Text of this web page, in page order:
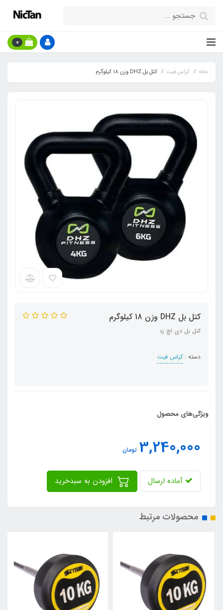
0
خانه کراس فیت کتل بل DHZ وزن 18 کیلوگرم
کتل بل DHZ وزن 18 کیلوگرم
کتل بل دی اچ زد
دسته :کراس فیت
ویژگی‌های محصول
3,240,000 تومان
آماده ارسال
محصولات مرتبط